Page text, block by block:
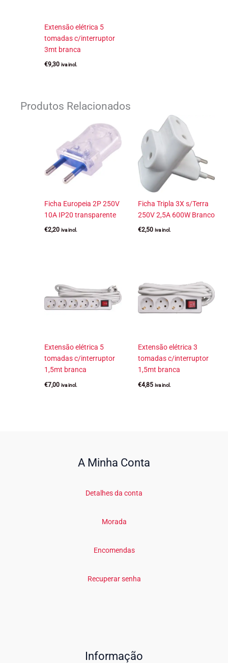
Extensão elétrica 5
tomadas c/interruptor
3mt branca
€9,30 iva incl.
Produtos Relacionados
Ficha Europeia 2P 250V
10A IP20 transparente
€2,20 iva incl.
Ficha Tripla 3X s/Terra
250V 2,5A 600W Branco
€2,50 iva incl.
Extensão elétrica 5
tomadas c/interruptor
1,5mt branca
€7,00 iva incl.
Extensão elétrica 3
tomadas c/interruptor
1,5mt branca
€4,85 iva incl.
A Minha Conta
Detalhes da conta
Morada
Encomendas
Recuperar senha
Informação